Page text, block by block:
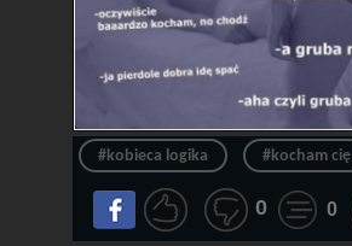
#kobieca logika #kocham cię
0 0